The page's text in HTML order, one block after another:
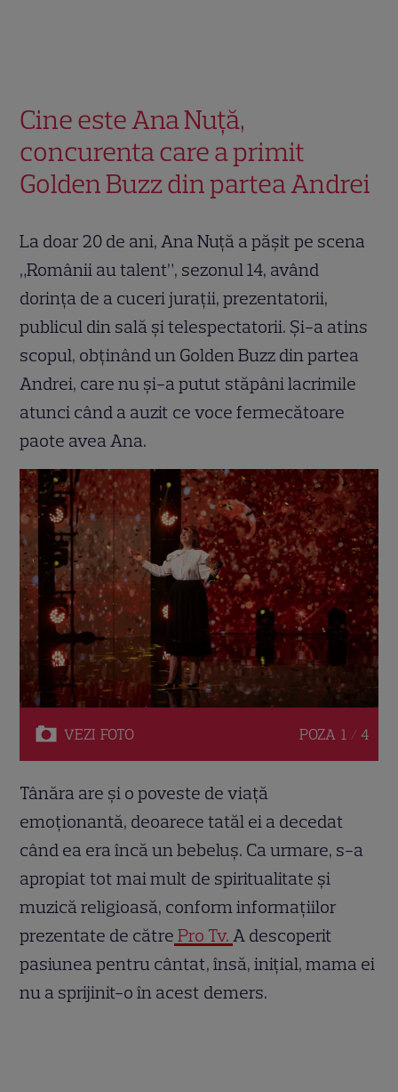
Cine este Ana Nuță,
concurenta care a primit
Golden Buzz din partea Andrei
La doar 20 de ani, Ana Nuță a pășit pe scena
„Românii au talent”, sezonul 14, având
dorința de a cuceri jurații, prezentatorii,
publicul din sală și telespectatorii. Și-a atins
scopul, obținând un Golden Buzz din partea
Andrei, care nu și-a putut stăpâni lacrimile
atunci când a auzit ce voce fermecătoare
paote avea Ana.
VEZI FOTO POZA 1 / 4
Tânăra are și o poveste de viață
emoționantă, deoarece tatăl ei a decedat
când ea era încă un bebeluș. Ca urmare, s-a
apropiat tot mai mult de spiritualitate și
muzică religioasă, conform informațiilor
prezentate de către Pro Tv.A descoperit
pasiunea pentru cântat, însă, inițial, mama ei
nu a sprijinit-o în acest demers.